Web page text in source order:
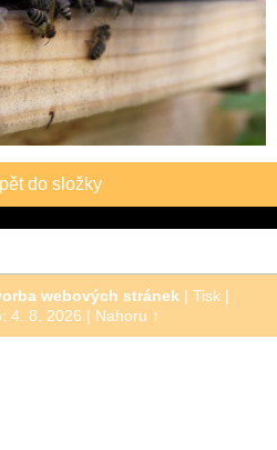
do složky
webových stránek | Tisk |
4. 8. 2026 | Nahoru ↑